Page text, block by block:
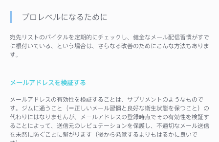
プロレベルになるために
宛先リストのバイタルを定期的にチェックし、健全なメール配信習慣がすで
に根付いている、という場合は、さらなる改善のためにこんな方法もありま
す。
メールアドレスを検証する
メールアドレスの有効性を検証することは、サプリメントのようなもので
す。ジムに通うこと（＝正しいメール習慣と良好な衛生状態を保つこと）の
代わりにはなりませんが、メールアドレスの登録時点でその有効性を検証す
ることによって、送信元のレピュテーションを保護し、不適切なメール送信
を未然に防ぐことに繋がります（後から発覚するよりもはるかに良いで